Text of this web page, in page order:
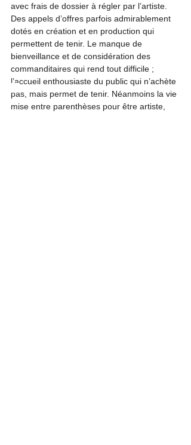
avec frais de dossier à régler par l’artiste.
Des appels d’offres parfois admirablement
dotés en création et en production qui
permettent de tenir. Le manque de
bienveillance et de considération des
commanditaires qui rend tout difficile ;
l’accueil enthousiaste du public qui n’achète
pas, mais permet de tenir. Néanmoins la vie
mise entre parenthèses pour être artiste,